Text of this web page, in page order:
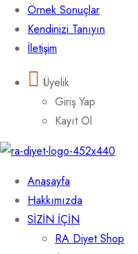
Örnek Sonuçlar
Kendinizi Tanıyın
İletişim
Üyelik
Giriş Yap
Kayıt Ol
Anasayfa
Hakkımızda
SİZİN İÇİN
RA Diyet Shop